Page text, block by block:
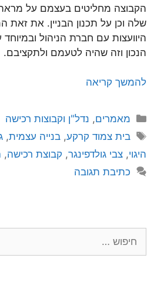
הקבוצה מחליטים בעצמם על
שלה וכן על תכנון הבניין. את זאת
היוועצות עם חברת הניהול
הנכון וזה שהיה לטעמם ולתקציבם.
להמשך קריאה
מאמרים, נדל"ן וקבוצות רכישה
בית צמוד קרקע,בנייה עצמית,
היגוי, צבי גולדפינגר, קבוצת רכישה,
כתיבת תגובה